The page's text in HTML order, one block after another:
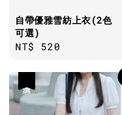
自帶優雅雪紡上衣(2色
可選)
Regular
NT$ 520